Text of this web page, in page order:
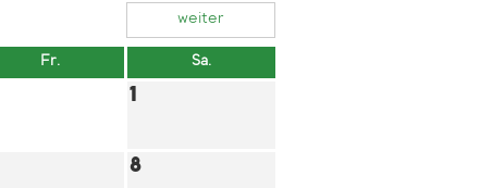
weiter
Fr. Sa.
1
8